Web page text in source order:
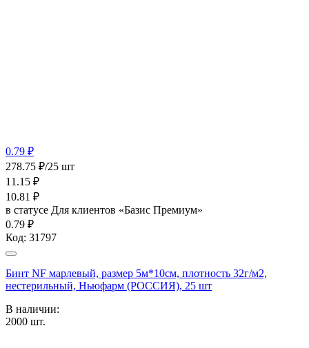
0.79 ₽
278.75 ₽/25 шт
11.15 ₽
10.81 ₽
в статусе Для клиентов «Базис Премиум»
0.79 ₽
Код: 31797
Бинт NF марлевый, размер 5м*10см, плотность 32г/м2,
нестерильный, Ньюфарм (РОССИЯ), 25 шт
В наличии:
2000 шт.